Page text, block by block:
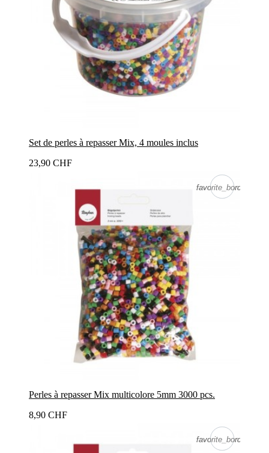
Set de perles à repasser Mix, 4 moules inclus
23,90 CHF
favorite_border
favorite_border
Perles à repasser Mix multicolore 5mm 3000 pcs.
8,90 CHF
favorite_border
favorite_border